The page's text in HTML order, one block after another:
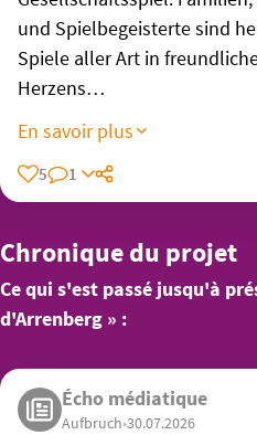
und Spielbegeisterte sind
Spiele aller Art in
Herzens…
En savoir plus
5 1
Chronique du projet
Ce qui s'est passé jusqu'à
d'Arrenberg » :
Écho médiatique
Aufbruch•30.07.2026